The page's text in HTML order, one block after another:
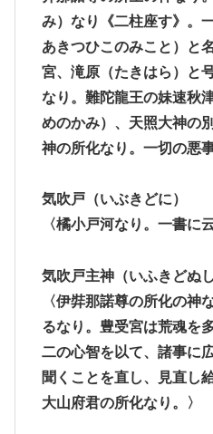
み）なり《二柱座す》。
あきつひこのみこと）と
宮、滝原（たきはら）と
なり。難陀龍王の妹速秋
めのかみ）、天照大神の
神の所化なり。一切の悪
気吹戸（いぶきどに）
〈橘小戸河なり。一書に
気吹戸主神（いふきどぬ
〈伊弉那諾尊の所化の神
るなり。豊受宮は荒魂を
二の心智を以て、諸事に
聞くことを直し、見直し
大山府君の所化なり。〉